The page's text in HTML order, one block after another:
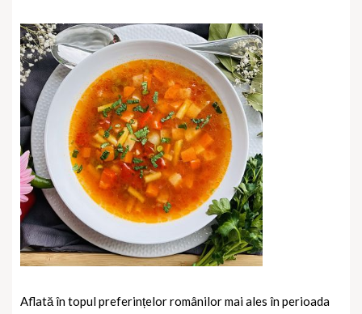
Aflată în topul preferințelor românilor mai ales în perioada